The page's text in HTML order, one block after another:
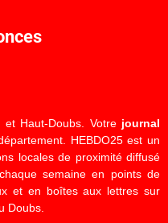
et Haut-Doubs. Votre journal
HEBDO25 est un
locales de proximité diffusé
semaine en points de
et en boîtes aux lettres sur
Doubs.